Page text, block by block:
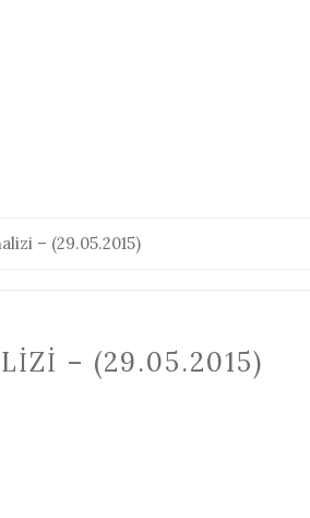
– (29.05.2015)
– (29.05.2015)